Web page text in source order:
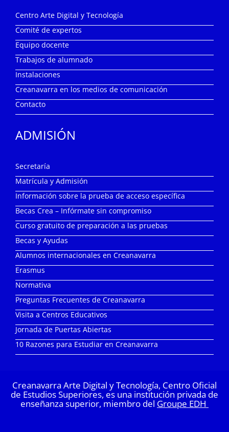
Centro Arte Digital y Tecnología
Comité de expertos
Equipo docente
Trabajos de alumnado
Instalaciones
Creanavarra en los medios de comunicación
Contacto
ADMISIÓN
Secretaría
Matrícula y Admisión
Información sobre la prueba de acceso específica
Becas Crea – Infórmate sin compromiso
Curso gratuito de preparación a las pruebas
Becas y Ayudas
Alumnos internacionales en Creanavarra
Erasmus
Normativa
Preguntas Frecuentes de Creanavarra
Visita a Centros Educativos
Jornada de Puertas Abiertas
10 Razones para Estudiar en Creanavarra
Creanavarra Arte Digital y Tecnología, Centro Oficial
de Estudios Superiores, es una institución privada de
enseñanza superior, miembro del Groupe EDH